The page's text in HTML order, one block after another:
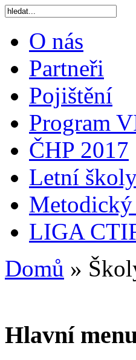
O nás
Partneři
Pojištění
Program
ČHP 2017
Letní
LIGA
Domů »
Hlavní